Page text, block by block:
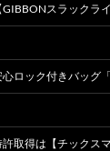
スラックライ
ロック付きバッグ「
取得は【チックス